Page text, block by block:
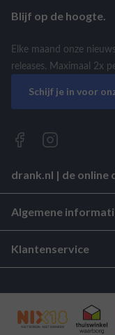
drank.nl | de online
Algemene
Klantenservice
Blijf op de hoogte.
Elke maand onze
releases. Maximaal 2x
Schijf je in voor